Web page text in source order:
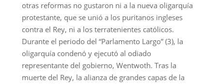
otras reformas no gustaron ni a la nueva oligarquía
protestante, que se unió a los puritanos ingleses
contra el Rey, ni a los terratenientes católicos.
Durante el periodo del “Parlamento Largo” (3), la
oligarquía condenó y ejecutó al odiado
representante del gobierno, Wentwoth. Tras la
muerte del Rey, la alianza de grandes capas de la